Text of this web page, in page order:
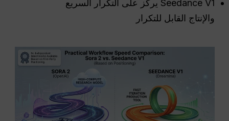
Seedance V1 يركز على التكرار السريع
والإنتاج القابل للتكرار